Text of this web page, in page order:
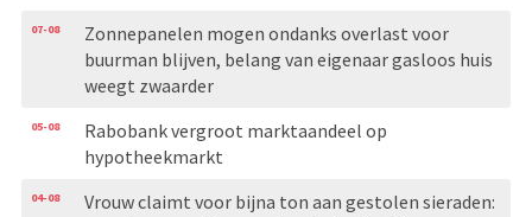
07-08
Zonnepanelen mogen ondanks overlast voor
buurman blijven, belang van eigenaar gasloos huis
weegt zwaarder
05-08
Rabobank vergroot marktaandeel op
hypotheekmarkt
04-08
Vrouw claimt voor bijna ton aan gestolen sieraden: